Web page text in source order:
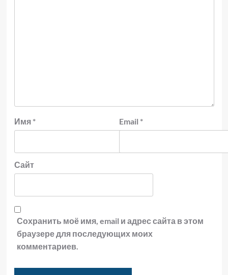
Имя * Email *
Сайт
Сохранить моё имя, email и адрес сайта в этом
браузере для последующих моих
комментариев.